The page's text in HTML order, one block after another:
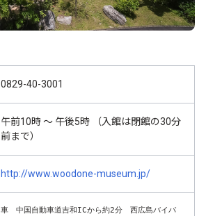
0829-40-3001
午前10時 ～ 午後5時 （入館は閉館の30分
前まで）
http://www.woodone-museum.jp/
車　中国自動車道吉和ICから約2分　西広島バイパ